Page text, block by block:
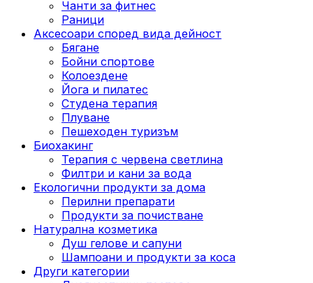
Чанти за фитнес
Раници
Аксесоари според вида дейност
Бягане
Бойни спортове
Колоездене
Йога и пилатес
Студена терапия
Плуване
Пешеходен туризъм
Биохакинг
Терапия с червена светлина
Филтри и кани за вода
Екологични продукти за дома
Перилни препарати
Продукти за почистване
Натурална козметика
Душ гелове и сапуни
Шампоани и продукти за коса
Други категории